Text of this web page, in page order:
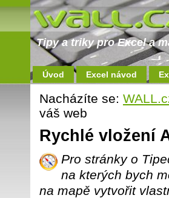
Tipy a triky pro Excel a
Úvod Excel návod
Nacházíte se:
váš web
Rychlé vložení
Pro stránky o
na kterých bych
na mapě vytvořit